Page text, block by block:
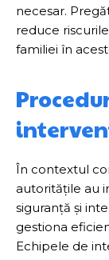
necesar.
reduce
familiei în
În contextul
autoritățile au
siguranță și
gestiona
Echipele de